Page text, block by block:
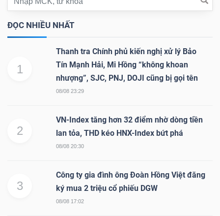
ĐỌC NHIỀU NHẤT
1
Thanh tra Chính phủ kiến nghị xử lý Bảo
Tín Mạnh Hải, Mi Hồng “không khoan
nhượng”, SJC, PNJ, DOJI cũng bị gọi tên
08/08 23:29
2
VN-Index tăng hơn 32 điểm nhờ dòng tiền
lan tỏa, THD kéo HNX-Index bứt phá
08/08 20:30
3
Công ty gia đình ông Đoàn Hồng Việt đăng
ký mua 2 triệu cổ phiếu DGW
08/08 17:02
NGHỆ
THÔNG
THÔNG